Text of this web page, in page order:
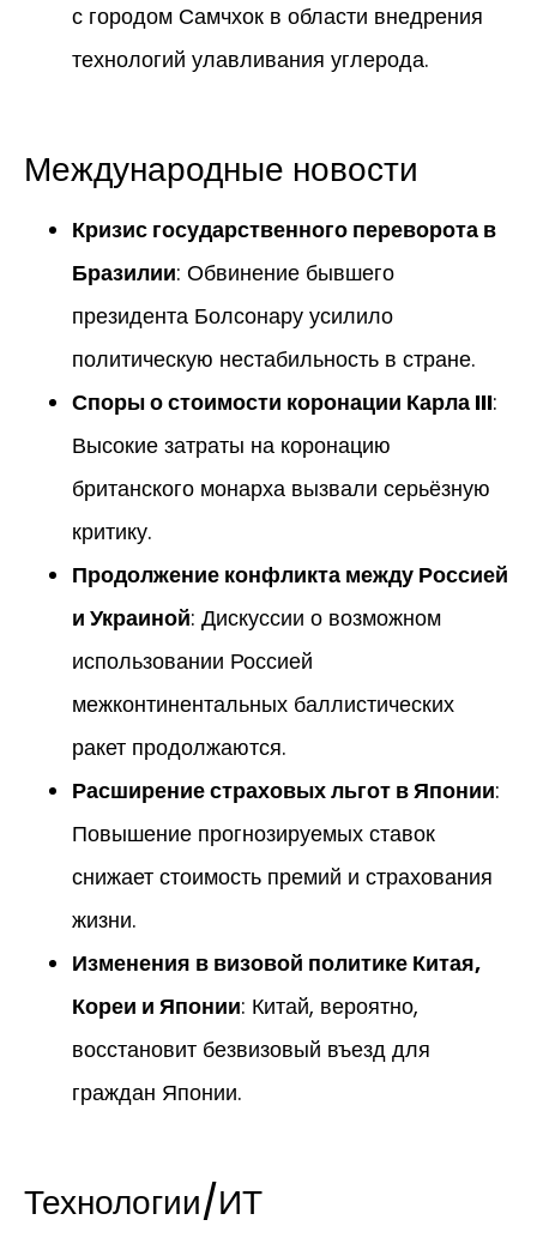
с городом Самчхок в области внедрения
технологий улавливания углерода.
Международные новости
Кризис государственного переворота в
Бразилии: Обвинение бывшего
президента Болсонару усилило
политическую нестабильность в стране.
Споры о стоимости коронации Карла III:
Высокие затраты на коронацию
британского монарха вызвали серьёзную
критику.
Продолжение конфликта между Россией
и Украиной: Дискуссии о возможном
использовании Россией
межконтинентальных баллистических
ракет продолжаются.
Расширение страховых льгот в Японии:
Повышение прогнозируемых ставок
снижает стоимость премий и страхования
жизни.
Изменения в визовой политике Китая,
Кореи и Японии: Китай, вероятно,
восстановит безвизовый въезд для
граждан Японии.
Технологии/ИТ